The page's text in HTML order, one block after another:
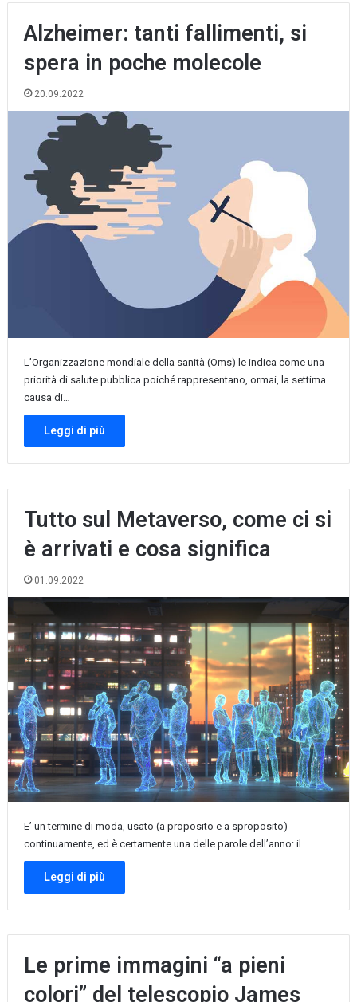
Alzheimer: tanti fallimenti, si
spera in poche molecole
20.09.2022
L’Organizzazione mondiale della sanità (Oms) le indica come una
priorità di salute pubblica poiché rappresentano, ormai, la settima
causa di…
Leggi di più
Tutto sul Metaverso, come ci si
è arrivati e cosa significa
01.09.2022
E’ un termine di moda, usato (a proposito e a sproposito)
continuamente, ed è certamente una delle parole dell’anno: il…
Leggi di più
Le prime immagini “a pieni
colori” del telescopio James